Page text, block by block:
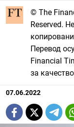
© The
Reserved.
Перевод
Financial
за
07.06.2022